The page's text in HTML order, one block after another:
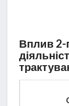
Вплив 2-